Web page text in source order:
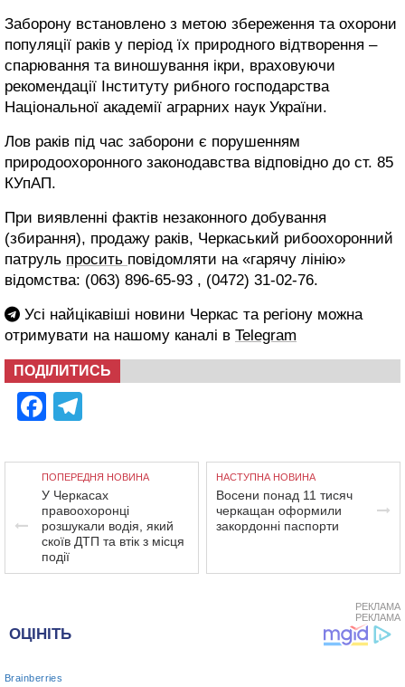
Заборону встановлено з метою збереження та охорони
популяції раків у період їх природного відтворення –
спарювання та виношування ікри, враховуючи
рекомендації Інституту рибного господарства
Національної академії аграрних наук України.
Лов раків під час заборони є порушенням
природоохоронного законодавства відповідно до ст. 85
КУпАП.
При виявленні фактів незаконного добування
(збирання), продажу раків, Черкаський рибоохоронний
патруль просить повідомляти на «гарячу лінію»
відомства: (063) 896-65-93 , (0472) 31-02-76.
Усі найцікавіші новини Черкас та регіону можна
отримувати на нашому каналі в Telegram
ПОДІЛИТИСЬ
Facebook
ПОПЕРЕДНЯ НОВИНА
У Черкасах
правоохоронці
розшукали водія, який
скоїв ДТП та втік з місця
події
НАСТУПНА НОВИНА
Восени понад 11 тисяч
черкащан оформили
закордонні паспорти
РЕКЛАМА
РЕКЛАМА